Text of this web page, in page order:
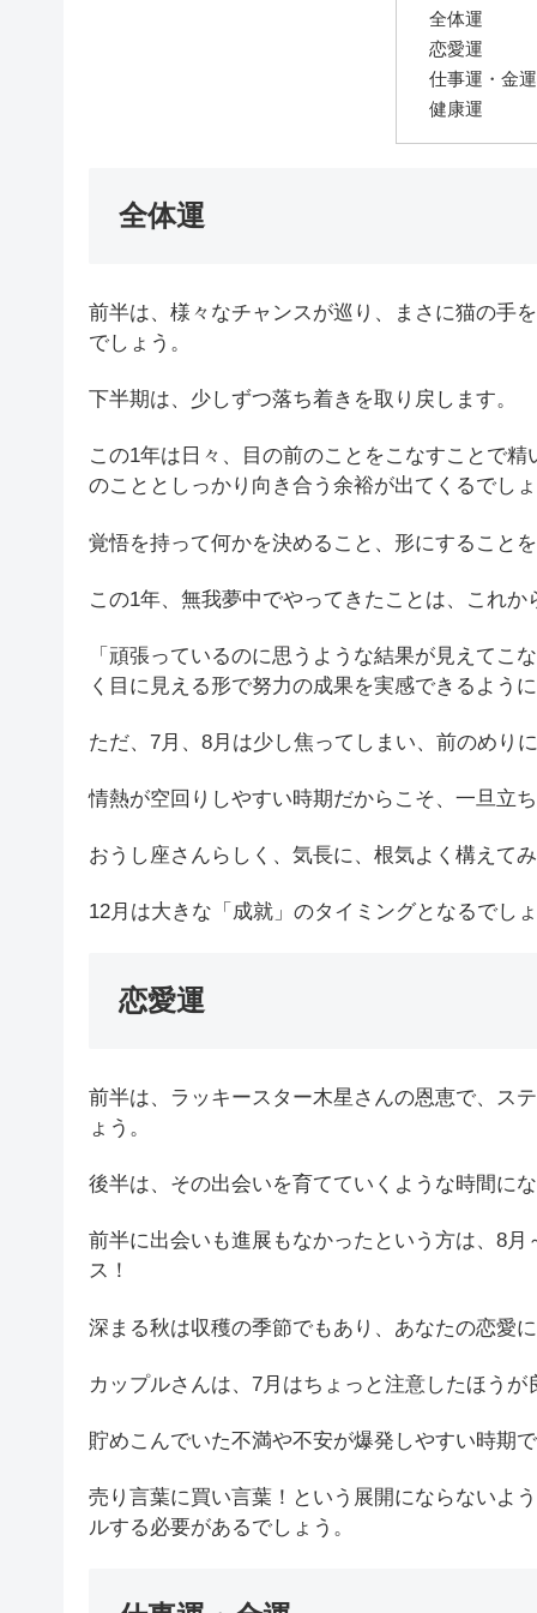
全体運
恋愛運
仕事運・金運
健康運
全体運
前半は、様々なチャンスが巡り、まさに猫の手
でしょう。
下半期は、少しずつ落ち着きを取り戻します。
この1年は日々、目の前のことをこなすことで
のこととしっかり向き合う余裕が出てくるでし
覚悟を持って何かを決めること、形にすること
この1年、無我夢中でやってきたことは、これ
「頑張っているのに思うような結果が見えてこ
く目に見える形で努力の成果を実感できるよう
ただ、7月、8月は少し焦ってしまい、前のめり
情熱が空回りしやすい時期だからこそ、一旦立
おうし座さんらしく、気長に、根気よく構えて
12月は大きな「成就」のタイミングとなるでし
恋愛運
前半は、ラッキースター木星さんの恩恵で、ス
ょう。
後半は、その出会いを育てていくような時間に
前半に出会いも進展もなかったという方は、8
ス！
深まる秋は収穫の季節でもあり、あなたの恋愛
カップルさんは、7月はちょっと注意したほうが
貯めこんでいた不満や不安が爆発しやすい時期
売り言葉に買い言葉！という展開にならないよ
ルする必要があるでしょう。